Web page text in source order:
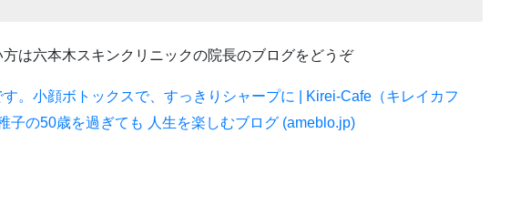
は六本木スキンクリニックの院長のブログをどうぞ
。小顔ボトックスで、すっきりシャープに | Kirei-Cafe（キレイカフ
の50歳を過ぎても 人生を楽しむブログ (ameblo.jp)